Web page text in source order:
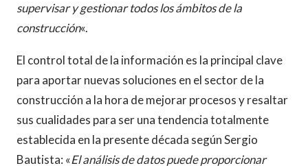
supervisar y gestionar todos los ámbitos de la
construcción«.
El control total de la información es la principal clave
para aportar nuevas soluciones en el sector de la
construcción a la hora de mejorar procesos y resaltar
sus cualidades para ser una tendencia totalmente
establecida en la presente década según Sergio
Bautista: «El análisis de datos puede proporcionar